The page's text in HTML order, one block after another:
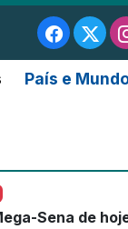
País e
Sena de